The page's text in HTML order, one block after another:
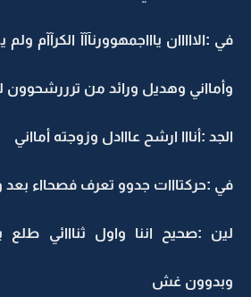
في :الااااان ياااجمهوورنآآآ الكرآآم ولم
وأمااني وهديل ورائد من ترررشحوون
الجد :أنااا ارشح عااادل وزوجته أمااني
في :حركتااات جدوو تعرف فصحااء بعد
لين :صحيح اننا واول ثنااائي
وبدوون غش